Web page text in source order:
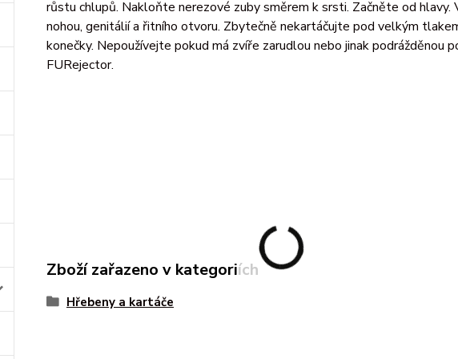
růstu chlupů. Nakloňte nerezové zuby směrem k srsti. Začněte od
nohou, genitálií a řitního otvoru. Zbytečně nekartáčujte pod velkým
konečky. Nepoužívejte pokud má zvíře zarudlou nebo jinak
FURejector.
Zboží zařazeno v kategoriích
Hřebeny a kartáče